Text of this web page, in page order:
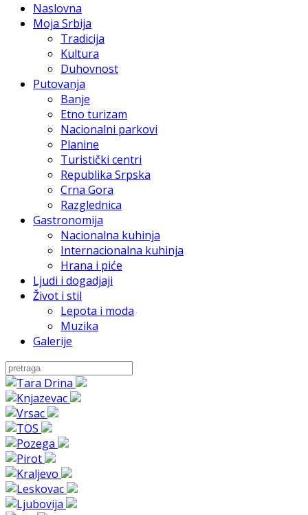
Naslovna
Moja Srbija
Tradicija
Kultura
Duhovnost
Putovanja
Banje
Etno turizam
Nacionalni parkovi
Planine
Turistički centri
Republika Srpska
Crna Gora
Razglednica
Gastronomija
Nacionalna kuhinja
Internacionalna kuhinja
Hrana i piće
Ljudi i dogadjaji
Život i stil
Lepota i moda
Muzika
Galerije